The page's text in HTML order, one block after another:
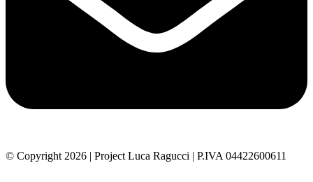
© Copyright 2026 | Project Luca Ragucci | P.IVA 04422600611